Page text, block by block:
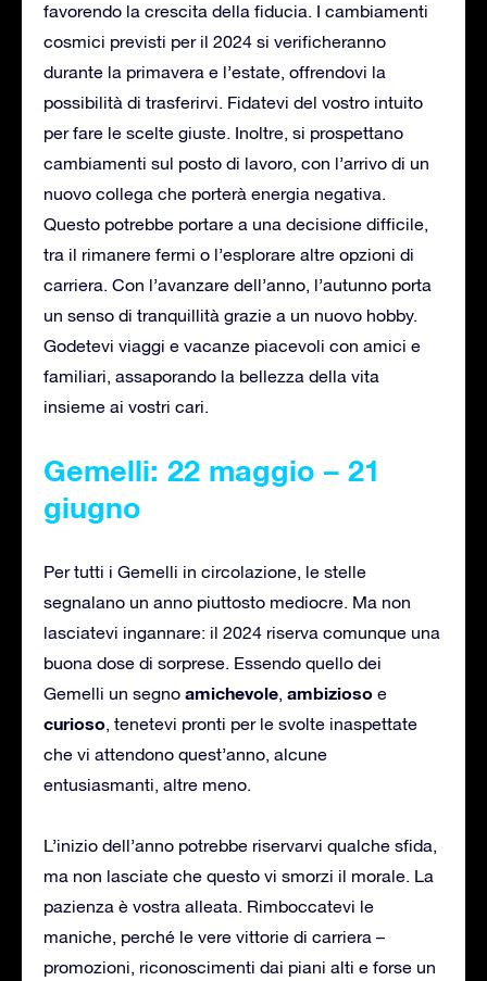
favorendo la crescita della fiducia. I cambiamenti
cosmici previsti per il 2024 si verificheranno
durante la primavera e l’estate, offrendovi la
possibilità di trasferirvi. Fidatevi del vostro intuito
per fare le scelte giuste. Inoltre, si prospettano
cambiamenti sul posto di lavoro, con l’arrivo di un
nuovo collega che porterà energia negativa.
Questo potrebbe portare a una decisione difficile,
tra il rimanere fermi o l’esplorare altre opzioni di
carriera. Con l’avanzare dell’anno, l’autunno porta
un senso di tranquillità grazie a un nuovo hobby.
Godetevi viaggi e vacanze piacevoli con amici e
familiari, assaporando la bellezza della vita
insieme ai vostri cari.
Gemelli: 22 maggio – 21
giugno
Per tutti i Gemelli in circolazione, le stelle
segnalano un anno piuttosto mediocre. Ma non
lasciatevi ingannare: il 2024 riserva comunque una
buona dose di sorprese. Essendo quello dei
Gemelli un segno amichevole, ambizioso e
curioso, tenetevi pronti per le svolte inaspettate
che vi attendono quest’anno, alcune
entusiasmanti, altre meno.
L’inizio dell’anno potrebbe riservarvi qualche sfida,
ma non lasciate che questo vi smorzi il morale. La
pazienza è vostra alleata. Rimboccatevi le
maniche, perché le vere vittorie di carriera –
promozioni, riconoscimenti dai piani alti e forse un